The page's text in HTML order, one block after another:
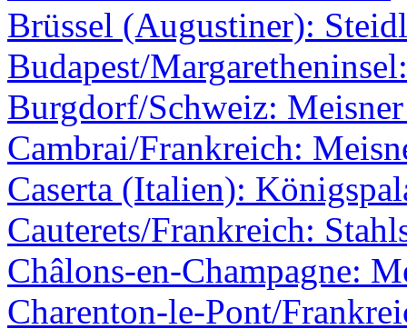
Brüssel (Augustiner):
Budapest/
Burgdorf/Schweiz:
Cambrai/Frankreich:
Caserta (Italien):
Cauterets/Frankreich:
Châlons-en-Champagne:
Charenton-le-Pont/